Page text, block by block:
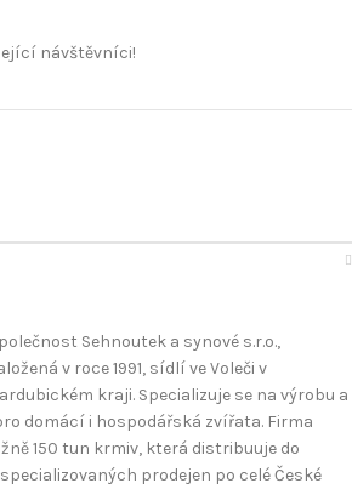
návštěvníci!
Sehnoutek a synové s.r.o.,
v roce 1991, sídlí ve Voleči v
kraji. Specializuje se na výrobu a
domácí i hospodářská zvířata. Firma
150 tun krmiv, která distribuuje do
prodejen po celé České